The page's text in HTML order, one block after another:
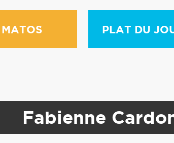
MATOS PLAT DU
Fabienne